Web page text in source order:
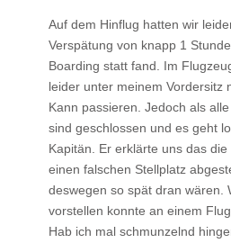
Auf dem Hinflug hatten wir
Verspätung von knapp 1
Boarding statt fand. Im
leider unter meinem Vordersitz
Kann passieren. Jedoch als
sind geschlossen und es geht
Kapitän. Er erklärte uns das
einen falschen Stellplatz
deswegen so spät dran wären.
vorstellen konnte an einem
Hab ich mal schmunzelnd